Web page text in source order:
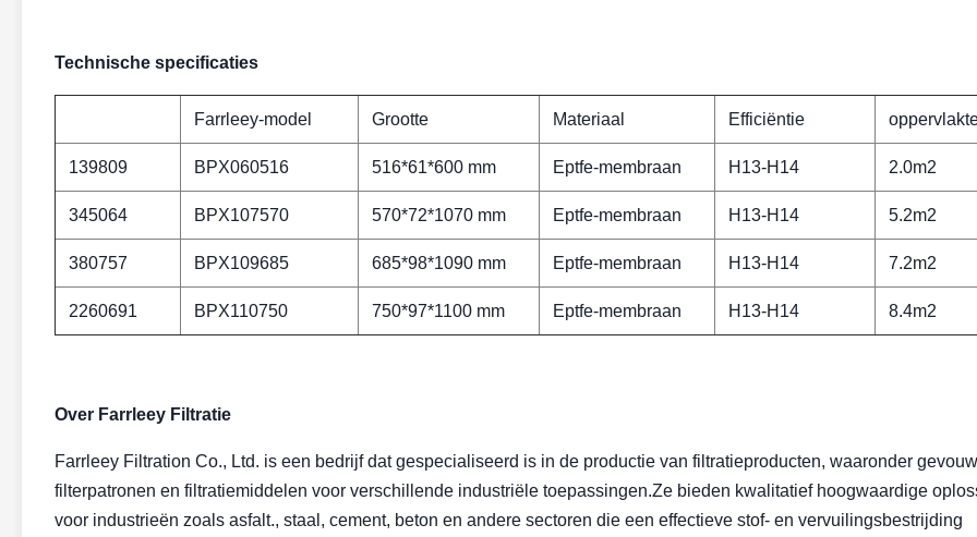
Technische specificaties
Farrleey-model Grootte Materiaal Efficiëntie
139809 BPX060516 516*61*600 mm Eptfe-membraan H13-H14 2.0m2
345064 BPX107570 570*72*1070 mm Eptfe-membraan H13-H14 5.2m2
380757 BPX109685 685*98*1090 mm Eptfe-membraan H13-H14 7.2m2
2260691 BPX110750 750*97*1100 mm Eptfe-membraan H13-H14 8.4m2
Over Farrleey Filtratie
Farrleey Filtration Co., Ltd. is een bedrijf dat gespecialiseerd is in de productie van filtratieproducten, waaronder
filterpatronen en filtratiemiddelen voor verschillende industriële toepassingen.Ze bieden kwalitatief hoogwaardige
voor industrieën zoals asfalt., staal, cement, beton en andere sectoren die een effectieve stof- en vervuilingsbestrijding